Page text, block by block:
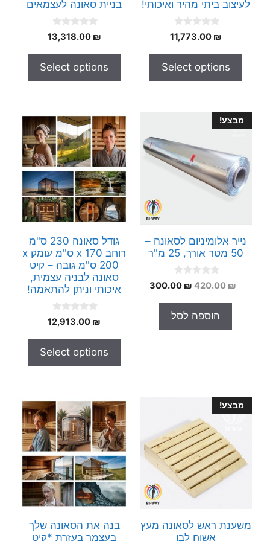
לעיצוב ביתי מהיר ואיכותי!
0
o
o
5
11,773.00 ₪
Select options
בניית סאונה לעצמאים
0
o
o
5
13,318.00 ₪
Select options
מבצע!
נייר אלומיניום לסאונה –
50 מטר אורך, 25 מ"ר
0
o
o
5
420.00₪
המחיר
היה:
420.00 ₪.
300.00 ₪
המחיר
הוספה לסל
גודל סאונה 230 ס"מ
רוחב x 170 ס"מ עומק x
200 ס"מ גובה – קיט
סאונה לבניה עצמית,
איכותי וניתן להתאמה!
0
o
o
5
12,913.00 ₪
Select options
מבצע!
משענת ראש לסאונה מעץ
אשוח לבן
בנה את הסאונה שלך
בעצמך בעזרת *קיט